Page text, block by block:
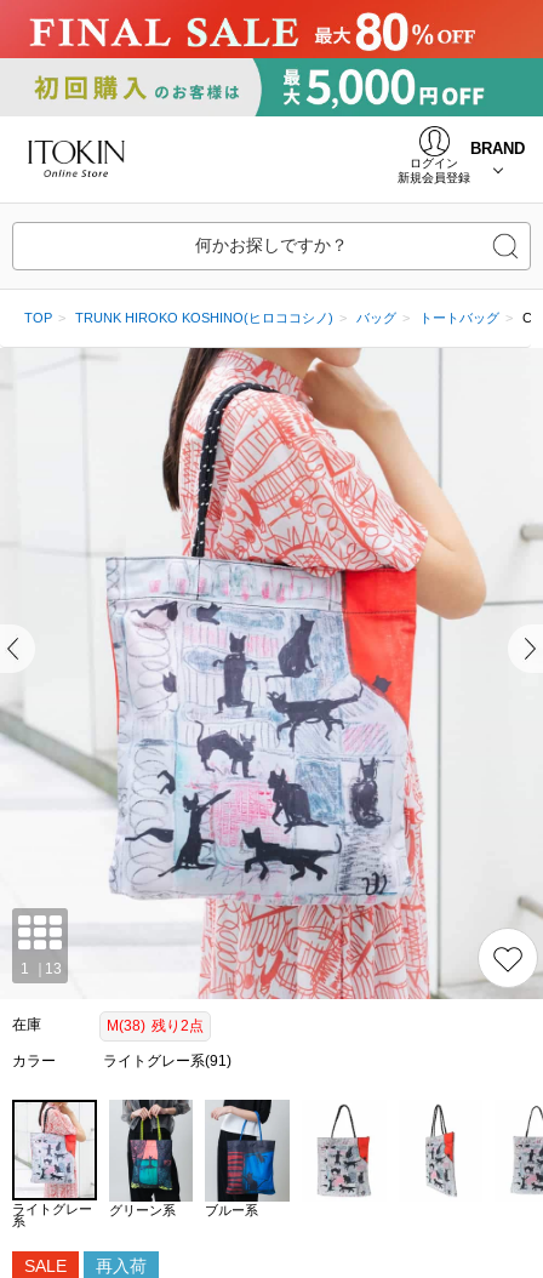
ログイン
新規会員登録
BRAND
何かお探しですか？
TOP TRUNK HIROKO KOSHINO(ヒロココシノ) バッグ トートバッグ
在庫 M(38) 残り2点
カラー ライトグレー系(91)
ライトグレー
系
グリーン系 ブルー系
SALE 再入荷